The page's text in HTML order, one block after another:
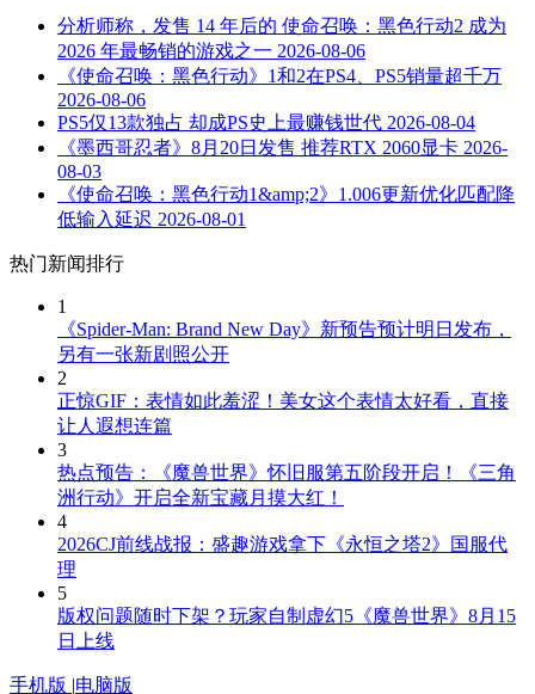
分析师称，发售 14 年后的 使命召唤：黑色行动2 成为
2026 年最畅销的游戏之一 2026-08-06
《使命召唤：黑色行动》1和2在PS4、PS5销量超千万
2026-08-06
PS5仅13款独占 却成PS史上最赚钱世代 2026-08-04
《墨西哥忍者》8月20日发售 推荐RTX 2060显卡 2026-
08-03
《使命召唤：黑色行动1&amp;2》1.006更新优化匹配降
低输入延迟 2026-08-01
热门新闻排行
1
《Spider-Man: Brand New Day》新预告预计明日发布，
另有一张新剧照公开
2
正惊GIF：表情如此羞涩！美女这个表情太好看，直接
让人遐想连篇
3
热点预告：《魔兽世界》怀旧服第五阶段开启！《三角
洲行动》开启全新宝藏月摸大红！
4
2026CJ前线战报：盛趣游戏拿下《永恒之塔2》国服代
理
5
版权问题随时下架？玩家自制虚幻5《魔兽世界》8月15
日上线
手机版 |电脑版